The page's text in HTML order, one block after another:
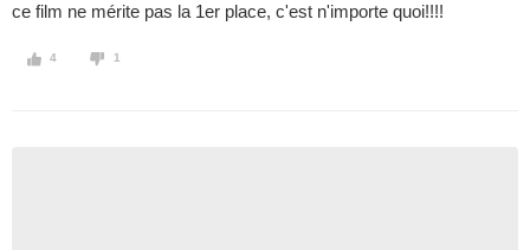
ce film ne mérite pas la 1er place, c'est n'importe quoi!!!!
4 1